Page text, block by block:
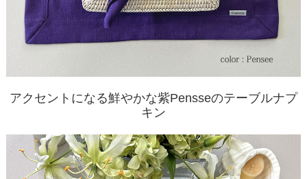
アクセントになる鮮やかな紫Pensseのテーブルナプ
キン